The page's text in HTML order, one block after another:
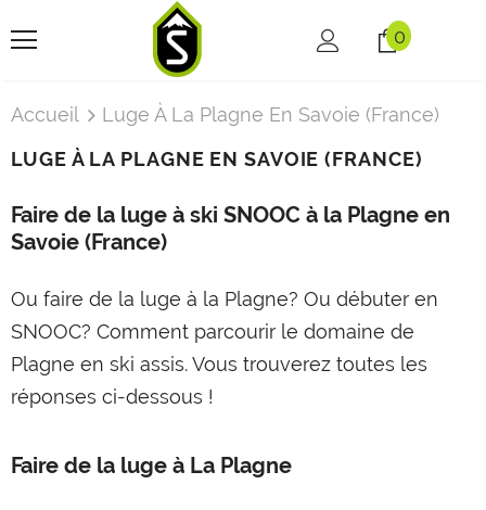
0
Accueil
Luge À La Plagne En Savoie (France)
LUGE À LA PLAGNE EN SAVOIE (FRANCE)
Faire de la luge à ski SNOOC à la Plagne en
Savoie (France)
Ou faire de la luge à la Plagne? Ou débuter en
SNOOC? Comment parcourir le domaine de
Plagne en ski assis. Vous trouverez toutes les
réponses ci-dessous !
Faire de la luge à La Plagne